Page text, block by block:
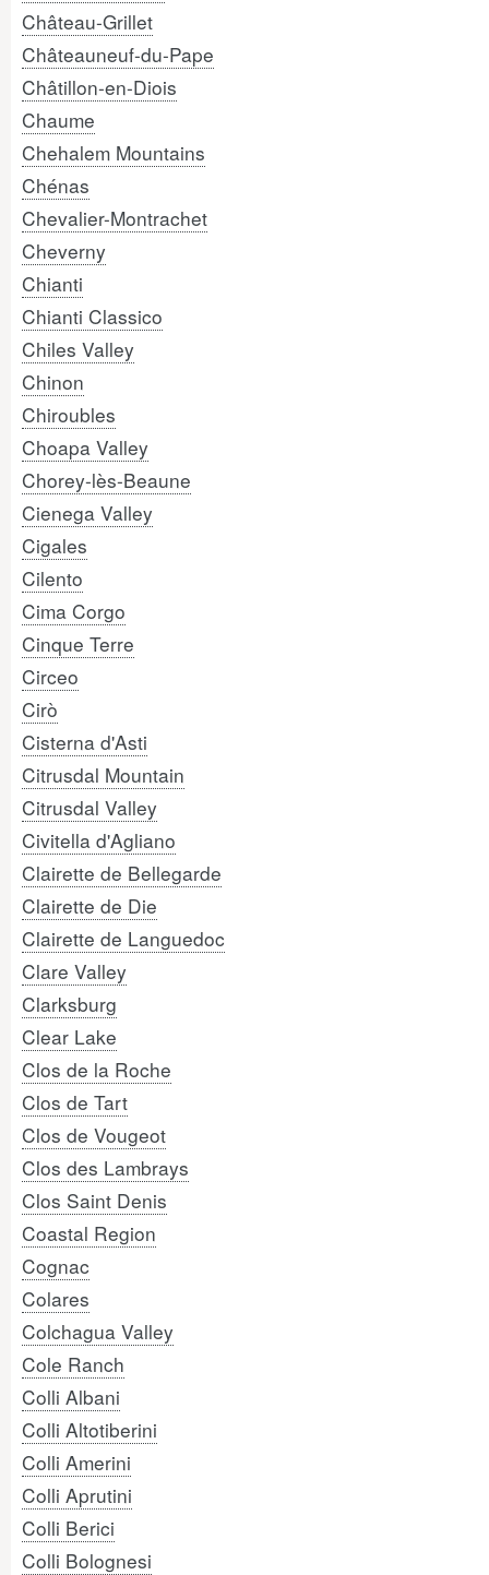
Château-Grillet
Châteauneuf-du-Pape
Châtillon-en-Diois
Chaume
Chehalem Mountains
Chénas
Chevalier-Montrachet
Cheverny
Chianti
Chianti Classico
Chiles Valley
Chinon
Chiroubles
Choapa Valley
Chorey-lès-Beaune
Cienega Valley
Cigales
Cilento
Cima Corgo
Cinque Terre
Circeo
Cirò
Cisterna d'Asti
Citrusdal Mountain
Citrusdal Valley
Civitella d'Agliano
Clairette de Bellegarde
Clairette de Die
Clairette de Languedoc
Clare Valley
Clarksburg
Clear Lake
Clos de la Roche
Clos de Tart
Clos de Vougeot
Clos des Lambrays
Clos Saint Denis
Coastal Region
Cognac
Colares
Colchagua Valley
Cole Ranch
Colli Albani
Colli Altotiberini
Colli Amerini
Colli Aprutini
Colli Berici
Colli Bolognesi